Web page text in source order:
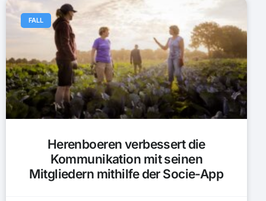
FALL
Herenboeren verbessert die
Kommunikation mit seinen
Mitgliedern mithilfe der Socie-App